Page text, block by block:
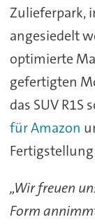
Zulieferpark,
angesiedelt
optimierte
gefertigten
das SUV R1S
für Amazon
„Wir freuen
Form